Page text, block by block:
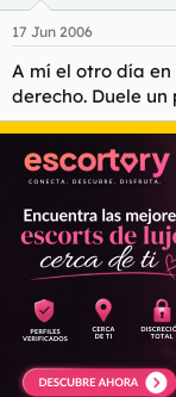
17 Jun 2006
A mí el otro día
derecho. Duele un